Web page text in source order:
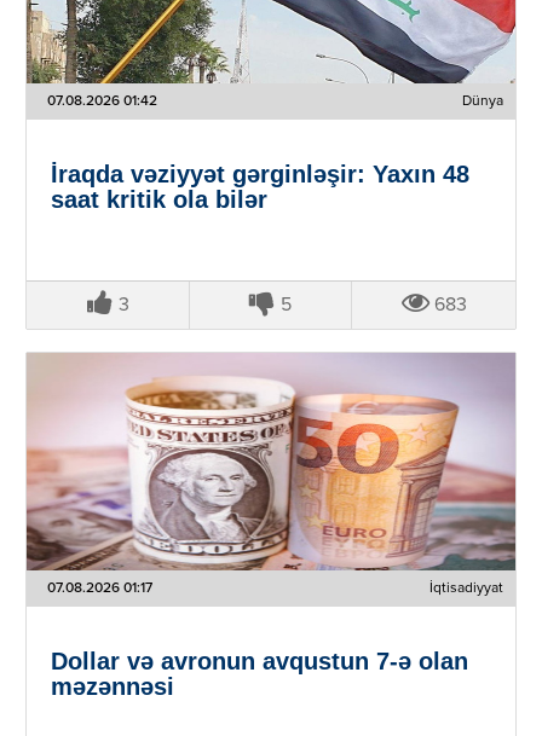
07.08.2026 01:42 Dünya
İraqda vəziyyət gərginləşir: Yaxın 48
saat kritik ola bilər
3 5 683
07.08.2026 01:17 İqtisadiyyat
Dollar və avronun avqustun 7-ə olan
məzənnəsi